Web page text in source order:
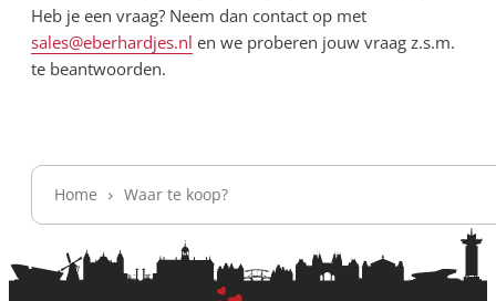
Heb je een vraag? Neem dan contact op met
sales@eberhardjes.nl en we proberen jouw vraag z.s.m.
te beantwoorden.
Home Waar te koop?